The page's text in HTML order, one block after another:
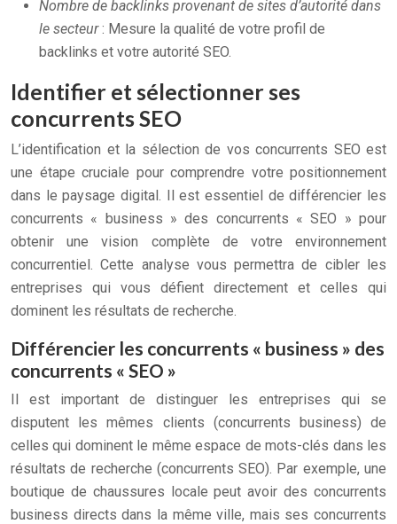
Nombre de backlinks provenant de sites d’autorité dans
le secteur: Mesure la qualité de votre profil de
backlinks et votre autorité SEO.
Identifier et sélectionner ses
concurrents SEO
L’identification et la sélection de vos concurrents SEO est
une étape cruciale pour comprendre votre positionnement
dans le paysage digital. Il est essentiel de différencier les
concurrents « business » des concurrents « SEO » pour
obtenir une vision complète de votre environnement
concurrentiel. Cette analyse vous permettra de cibler les
entreprises qui vous défient directement et celles qui
dominent les résultats de recherche.
Différencier les concurrents « business » des
concurrents « SEO »
Il est important de distinguer les entreprises qui se
disputent les mêmes clients (concurrents business) de
celles qui dominent le même espace de mots-clés dans les
résultats de recherche (concurrents SEO). Par exemple, une
boutique de chaussures locale peut avoir des concurrents
business directs dans la même ville, mais ses concurrents